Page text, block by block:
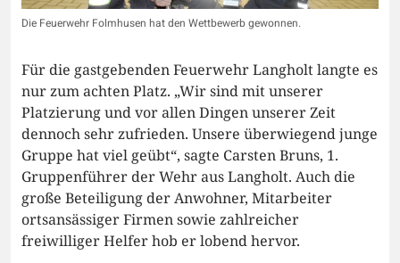
Die Feuerwehr Folmhusen hat den Wettbewerb gewonnen.
Für die gastgebenden Feuerwehr Langholt langte es
nur zum achten Platz. „Wir sind mit unserer
Platzierung und vor allen Dingen unserer Zeit
dennoch sehr zufrieden. Unsere überwiegend junge
Gruppe hat viel geübt“, sagte Carsten Bruns, 1.
Gruppenführer der Wehr aus Langholt. Auch die
große Beteiligung der Anwohner, Mitarbeiter
ortsansässiger Firmen sowie zahlreicher
freiwilliger Helfer hob er lobend hervor.